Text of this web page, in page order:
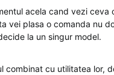
acela cand vezi ceva
vei plasa o comanda nu
la un singur model.
combinat cu utilitatea lor,